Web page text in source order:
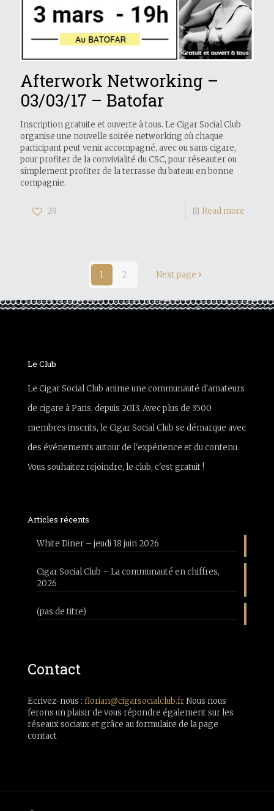
Afterwork Networking –
03/03/17 – Batofar
Inscription gratuite et ouverte à tous. Le Cigar Social Club
organise une nouvelle soirée networking où chaque
participant peut venir accompagné, avec ou sans cigare,
pour profiter de la convivialité du CSC, pour réseauter ou
simplement profiter de la terrasse du bateau en bonne
compagnie.
29 Read more
1 2 Next page
Le Club
Le Cigar Social Club anime une communauté d'amateurs
de cigare à Paris, depuis 2013. Avec plus de 3500
membres inscrits, le Cigar Social Club se démarque avec
des événements autour de l'expérience et du contenu.
Vous souhaitez rejoindre, le club, c'est gratuit !
Articles récents
White Diner – jeudi 18 juin 2026
Cigar Social Club – La communauté en chiffres,
2026
(pas de titre)
Contact
Ecrivez-nous : florian@cigarsocialclub.frNous nous
ferons un plaisir de vous répondre également sur les
réseaux sociaux et grâce au formulaire de la page
contact